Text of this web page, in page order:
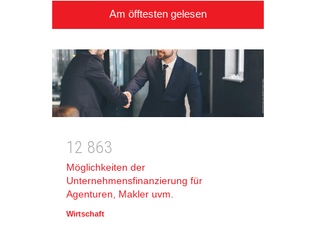
Am öfftesten gelesen
1 2 863
Möglichkeiten der
Unternehmensfinanzierung für
Agenturen, Makler uvm.
Wirtschaft